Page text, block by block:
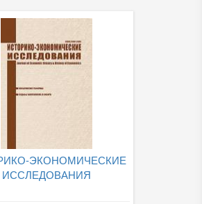
ЭКОНОМИЧЕСКИЕ
ИССЛЕДОВАНИЯ